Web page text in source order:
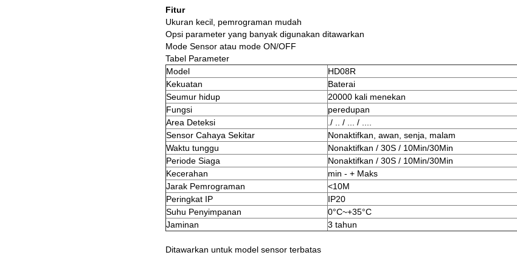
Fitur
Ukuran kecil, pemrograman mudah
Opsi parameter yang banyak digunakan ditawarkan
Mode Sensor atau mode ON/OFF
Tabel Parameter
Model
HD08R
Kekuatan
Baterai
Seumur hidup
20000 kali menekan
Fungsi
peredupan
Area Deteksi
./ .. / ... / ....
Sensor Cahaya Sekitar
Nonaktifkan, awan, senja, malam
Waktu tunggu
Nonaktifkan / 30S / 10Min/30Min
Periode Siaga
Nonaktifkan / 30S / 10Min/30Min
Kecerahan
min - + Maks
Jarak Pemrograman
<10M
Peringkat IP
IP20
Suhu Penyimpanan
0°C~+35°C
Jaminan
3 tahun
Ditawarkan untuk model sensor terbatas